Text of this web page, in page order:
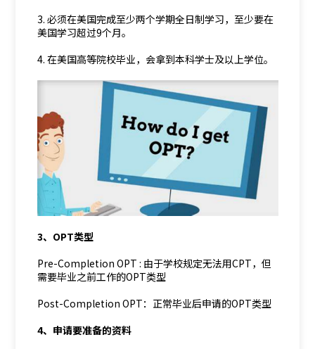
3. 必须在美国完成至少两个学期全日制学习，至少要在
美国学习超过9个月。
4. 在美国高等院校毕业，会拿到本科学士及以上学位。
3、OPT类型
Pre-Completion OPT : 由于学校规定无法用CPT，但
需要毕业之前工作的OPT类型
Post-Completion OPT：正常毕业后申请的OPT类型
4、申请要准备的资料